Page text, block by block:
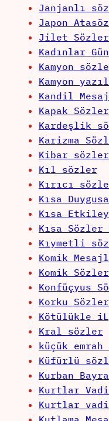
Janjanlı
Japon
Jilet Sözler
Kadınlar
Kamyon
Kamyon
Kandil
Kapak Sözler
Kardeşlik
Karizma
Kibar sözler
Kıl sözler
Kırıcı
Kısa
Kısa
Kısa Sözler
Kıymetli
Komik
Komik Sözler
Konfüçyus
Korku
Kötülükle
Kral sözler
küçük
Küfürlü
Kurban
Kurtlar
Kurtlar